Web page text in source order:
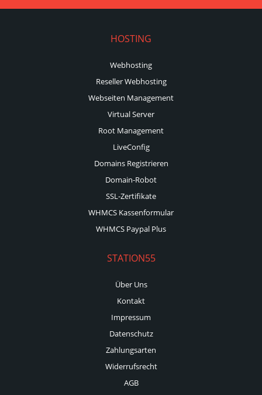
HOSTING
Webhosting
Reseller Webhosting
Webseiten Management
Virtual Server
Root Management
LiveConfig
Domains Registrieren
Domain-Robot
SSL-Zertifikate
WHMCS Kassenformular
WHMCS Paypal Plus
STATION55
Über Uns
Kontakt
Impressum
Datenschutz
Zahlungsarten
Widerrufsrecht
AGB